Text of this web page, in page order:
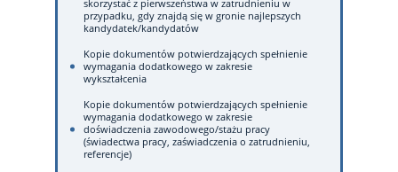
skorzystać z pierwszeństwa w zatrudnieniu w
przypadku, gdy znajdą się w gronie najlepszych
kandydatek/kandydatów
Kopie dokumentów potwierdzających spełnienie
wymagania dodatkowego w zakresie
wykształcenia
Kopie dokumentów potwierdzających spełnienie
wymagania dodatkowego w zakresie
doświadczenia zawodowego/stażu pracy
(świadectwa pracy, zaświadczenia o zatrudnieniu,
referencje)